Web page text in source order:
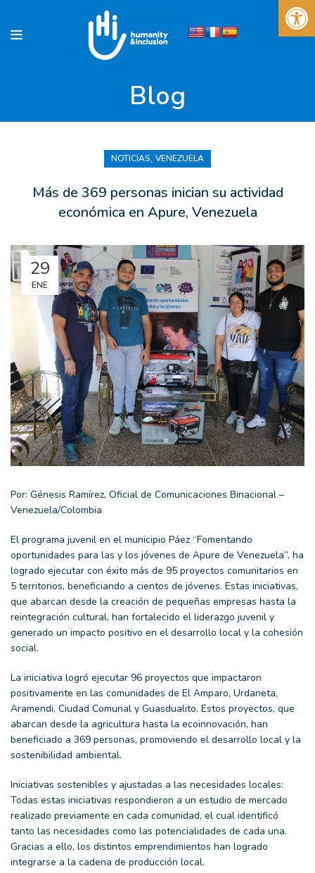
Blog
NOTICIAS, VENEZUELA
Más de 369 personas inician su actividad
económica en Apure, Venezuela
29
ENE
Por: Génesis Ramírez, Oficial de Comunicaciones Binacional –
Venezuela/Colombia
El programa juvenil en el municipio Páez “Fomentando
oportunidades para las y los jóvenes de Apure de Venezuela”, ha
logrado ejecutar con éxito más de 95 proyectos comunitarios en
5 territorios, beneficiando a cientos de jóvenes. Estas iniciativas,
que abarcan desde la creación de pequeñas empresas hasta la
reintegración cultural, han fortalecido el liderazgo juvenil y
generado un impacto positivo en el desarrollo local y la cohesión
social.
La iniciativa logró ejecutar 96 proyectos que impactaron
positivamente en las comunidades de El Amparo, Urdaneta,
Aramendi, Ciudad Comunal y Guasdualito. Estos proyectos, que
abarcan desde la agricultura hasta la ecoinnovación, han
beneficiado a 369 personas, promoviendo el desarrollo local y la
sostenibilidad ambiental.
Iniciativas sostenibles y ajustadas a las necesidades locales:
Todas estas iniciativas respondieron a un estudio de mercado
realizado previamente en cada comunidad, el cual identificó
tanto las necesidades como las potencialidades de cada una.
Gracias a ello, los distintos emprendimientos han logrado
integrarse a la cadena de producción local.